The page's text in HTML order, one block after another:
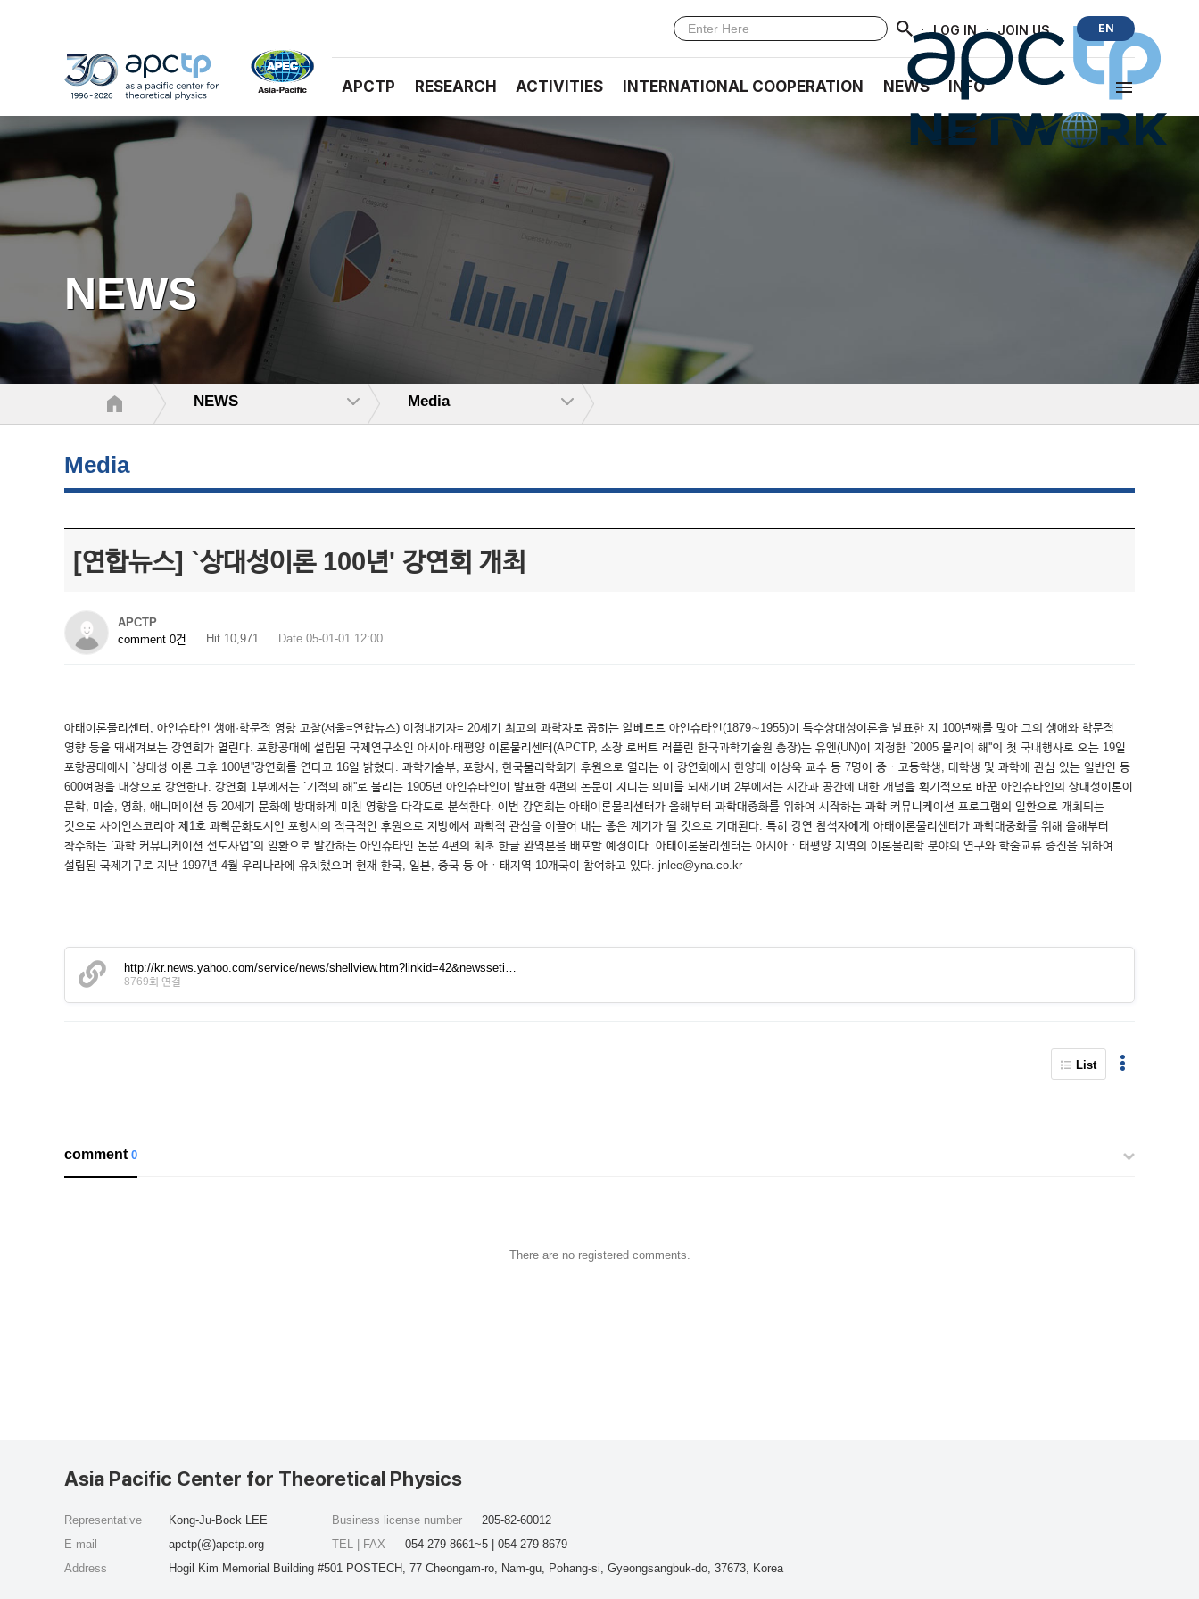
· LOG IN · JOIN US EN
APCTP RESEARCH ACTIVITIES INTERNATIONAL COOPERATION NEWS INFO
NEWS
NEWS Media
Media
[연합뉴스] `상대성이론 100년' 강연회 개최
APCTP
comment 0건
Hit 10,971 Date 05-01-01 12:00
아태이론물리센터, 아인슈타인 생애·학문적 영향 고찰(서울=연합뉴스) 이정내기자= 20세기 최고의 과학자로 꼽히는 알베르트 아인슈타인(1879∼1955)이 특수상대성이론을 발표한 지 100년째를 맞아 그의 생애와 학문적
영향 등을 돼새겨보는 강연회가 열린다. 포항공대에 설립된 국제연구소인 아시아·태평양 이론물리센터(APCTP, 소장 로버트 러플린 한국과학기술원 총장)는 유엔(UN)이 지정한 `2005 물리의 해''의 첫 국내행사로 오는 19일
포항공대에서 `상대성 이론 그후 100년''강연회를 연다고 16일 밝혔다. 과학기술부, 포항시, 한국물리학회가 후원으로 열리는 이 강연회에서 한양대 이상욱 교수 등 7명이 중ㆍ고등학생, 대학생 및 과학에 관심 있는 일반인 등
600여명을 대상으로 강연한다. 강연회 1부에서는 `기적의 해''로 불리는 1905년 아인슈타인이 발표한 4편의 논문이 지니는 의미를 되새기며 2부에서는 시간과 공간에 대한 개념을 획기적으로 바꾼 아인슈타인의 상대성이론이
문학, 미술, 영화, 애니메이션 등 20세기 문화에 방대하게 미친 영향을 다각도로 분석한다. 이번 강연회는 아태이론물리센터가 올해부터 과학대중화를 위하여 시작하는 과학 커뮤니케이션 프로그램의 일환으로 개최되는
것으로 사이언스코리아 제1호 과학문화도시인 포항시의 적극적인 후원으로 지방에서 과학적 관심을 이끌어 내는 좋은 계기가 될 것으로 기대된다. 특히 강연 참석자에게 아태이론물리센터가 과학대중화를 위해 올해부터
착수하는 `과학 커뮤니케이션 선도사업''의 일환으로 발간하는 아인슈타인 논문 4편의 최초 한글 완역본을 배포할 예정이다. 아태이론물리센터는 아시아ㆍ태평양 지역의 이론물리학 분야의 연구와 학술교류 증진을 위하여
설립된 국제기구로 지난 1997년 4월 우리나라에 유치했으며 현재 한국, 일본, 중국 등 아ㆍ태지역 10개국이 참여하고 있다. jnlee@yna.co.kr
http://kr.news.yahoo.com/service/news/shellview.htm?linkid=42&newsseti…
8769회 연결
List
comment0
There are no registered comments.
Asia Pacific Center for Theoretical Physics
Representative
Kong-Ju-Bock LEE
E-mail
apctp(@)apctp.org
Address
Hogil Kim Memorial Building #501 POSTECH, 77 Cheongam-ro, Nam-gu, Pohang-si, Gyeongsangbuk-do, 37673, Korea
Business license number
205-82-60012
TEL | FAX
054-279-8661~5 | 054-279-8679